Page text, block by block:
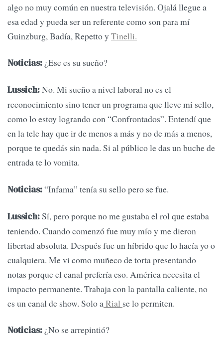
algo no muy común en nuestra televisión. Ojalá llegue a
esa edad y pueda ser un referente como son para mí
Guinzburg, Badía, Repetto y Tinelli.
Noticias: ¿Ese es su sueño?
Lussich:No. Mi sueño a nivel laboral no es el
reconocimiento sino tener un programa que lleve mi sello,
como lo estoy logrando con “Confrontados”. Entendí que
en la tele hay que ir de menos a más y no de más a menos,
porque te quedás sin nada. Si al público le das un buche de
entrada te lo vomita.
Noticias:“Infama” tenía su sello pero se fue.
Lussich:Sí, pero porque no me gustaba el rol que estaba
teniendo. Cuando comenzó fue muy mío y me dieron
libertad absoluta. Después fue un híbrido que lo hacía yo o
cualquiera. Me vi como muñeco de torta presentando
notas porque el canal prefería eso. América necesita el
impacto permanente. Trabaja con la pantalla caliente, no
es un canal de show. Solo aRial se lo permiten.
Noticias: ¿No se arrepintió?